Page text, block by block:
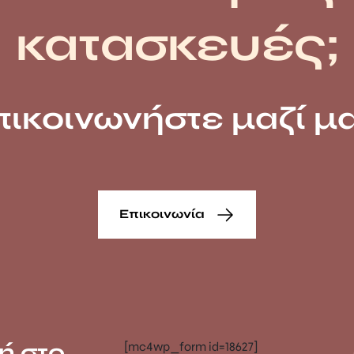
κατασκευές;
μαζί
Επικοινωνία
[mc4wp_form id=18627]